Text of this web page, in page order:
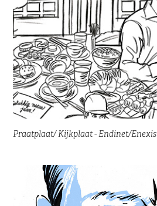
Praatplaat/ Kijkplaat - Endinet/Enexis